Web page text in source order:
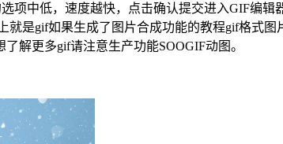
项中低，速度越快，点击确认提交进入GIF编
就是gif如果生成了图片合成功能的教程gif格式
解更多gif请注意生产功能SOOGIF动图。